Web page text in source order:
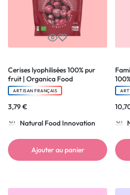
Cerises lyophilisées 100% pur
fruit | Organica Food
ARTISAN FRANÇAIS
3,79€
Natural Food Innovation
Ajouter au panier